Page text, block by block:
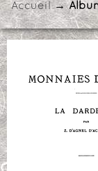
Accueil→